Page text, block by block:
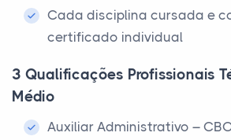
Cada disciplina cursada e
certificado individual
3 Qualificações Profissionais
Médio
Auxiliar Administrativo –